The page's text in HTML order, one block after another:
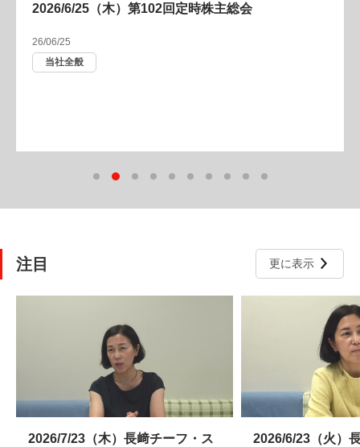
2026/6/25（木）第102回定時株主総会
26/06/25
当社全般
注目 更に表示
2026/7/23（木）長﨑チーフ・ス
2026/6/23（火）